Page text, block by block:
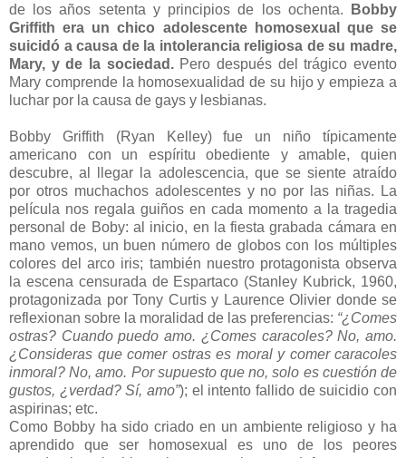
de los años setenta y principios de los ochenta.
Bobby
Griffith era un chico adolescente homosexual que se
suicidó a causa de la intolerancia religiosa de su madre,
Mary, y de la sociedad.Pero después del trágico evento
Mary comprende la homosexualidad de su hijo y empieza a
luchar por la causa de gays y lesbianas.
Bobby Griffith (Ryan Kelley) fue un niño típicamente
americano con un espíritu obediente y amable, quien
descubre, al llegar la adolescencia, que se siente atraído
por otros muchachos adolescentes y no por las niñas. La
película nos regala guiños en cada momento a la tragedia
personal de Boby: al inicio, en la fiesta grabada cámara en
mano vemos, un buen número de globos con los múltiples
colores del arco iris; también nuestro protagonista observa
la escena censurada de Espartaco (Stanley Kubrick, 1960,
protagonizada por Tony Curtis y Laurence Olivier donde se
reflexionan sobre la moralidad de las preferencias: “¿Comes
ostras? Cuando puedo amo. ¿Comes caracoles? No, amo.
¿Consideras que comer ostras es moral y comer caracoles
inmoral? No, amo. Por supuesto que no, solo es cuestión de
gustos, ¿verdad? Sí, amo”); el intento fallido de suicidio con
aspirinas; etc.
Como Bobby ha sido criado en un ambiente religioso y ha
aprendido que ser homosexual es uno de los peores